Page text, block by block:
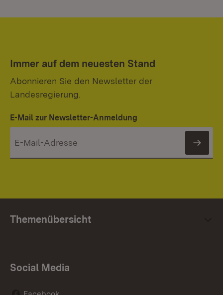
Immer auf dem neuesten Stand
Abonnieren Sie den Newsletter der
Landesregierung.
E-Mail zur Newsletter-Anmeldung
Themenübersicht
Social Media